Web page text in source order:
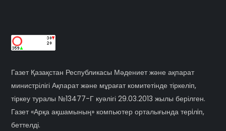
Газет Қазақстан Республикасы Мәдениет және ақпарат
министрілігі Ақпарат және мұрағат комитетінде тіркеліп,
тіркеу туралы №13477-Г куәлігі 29.03.2013 жылы берілген.
Газет «Арқа ақшамының» компьютер орталығында терiлiп,
беттелді.